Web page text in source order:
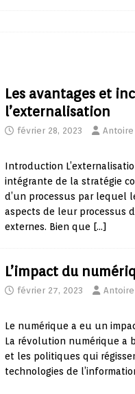
Les avantages et
l’externalisation
février 28, 2023
Introduction
intégrante de la stratégie
d’un processus par lequel
aspects de leur processus
externes. Bien que […]
L’impact du
février 27, 2023
Le numérique a eu un
La révolution numérique a
et les politiques qui
technologies de